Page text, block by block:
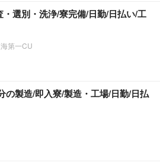
・選別・洗浄/寮完備/日勤/日払い/工
第一CU
の製造/即入寮/製造・工場/日勤/日払